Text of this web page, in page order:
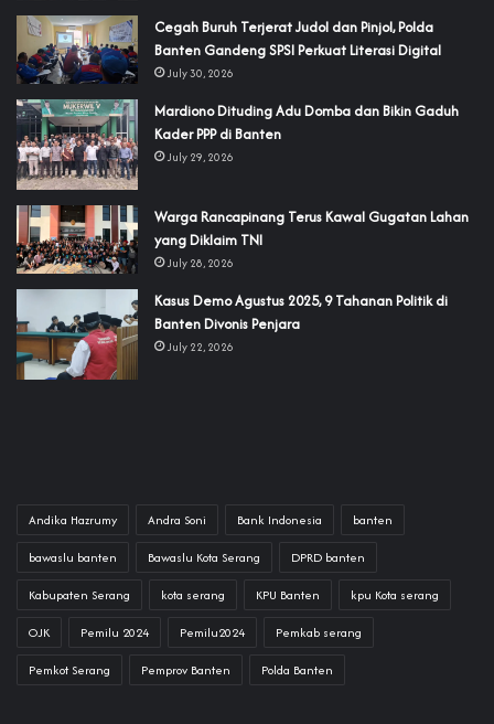
Cegah Buruh Terjerat Judol dan Pinjol, Polda
Banten Gandeng SPSI Perkuat Literasi Digital
July 30, 2026
‎Mardiono Dituding Adu Domba dan Bikin Gaduh
Kader PPP di Banten
July 29, 2026
‎Warga Rancapinang Terus Kawal Gugatan Lahan
yang Diklaim TNI‎‎
July 28, 2026
‎Kasus Demo Agustus 2025, 9 Tahanan Politik di
Banten Divonis Penjara
July 22, 2026
Andika Hazrumy Andra Soni Bank Indonesia banten
bawaslu banten Bawaslu Kota Serang DPRD banten
Kabupaten Serang kota serang KPU Banten kpu Kota serang
OJK Pemilu 2024 Pemilu2024 Pemkab serang
Pemkot Serang Pemprov Banten Polda Banten